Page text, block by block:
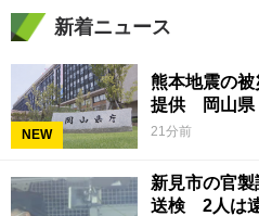
新着ニュース
NEW
熊本地震の
提供 岡山県
21分前
新見市の官
送検 2人は